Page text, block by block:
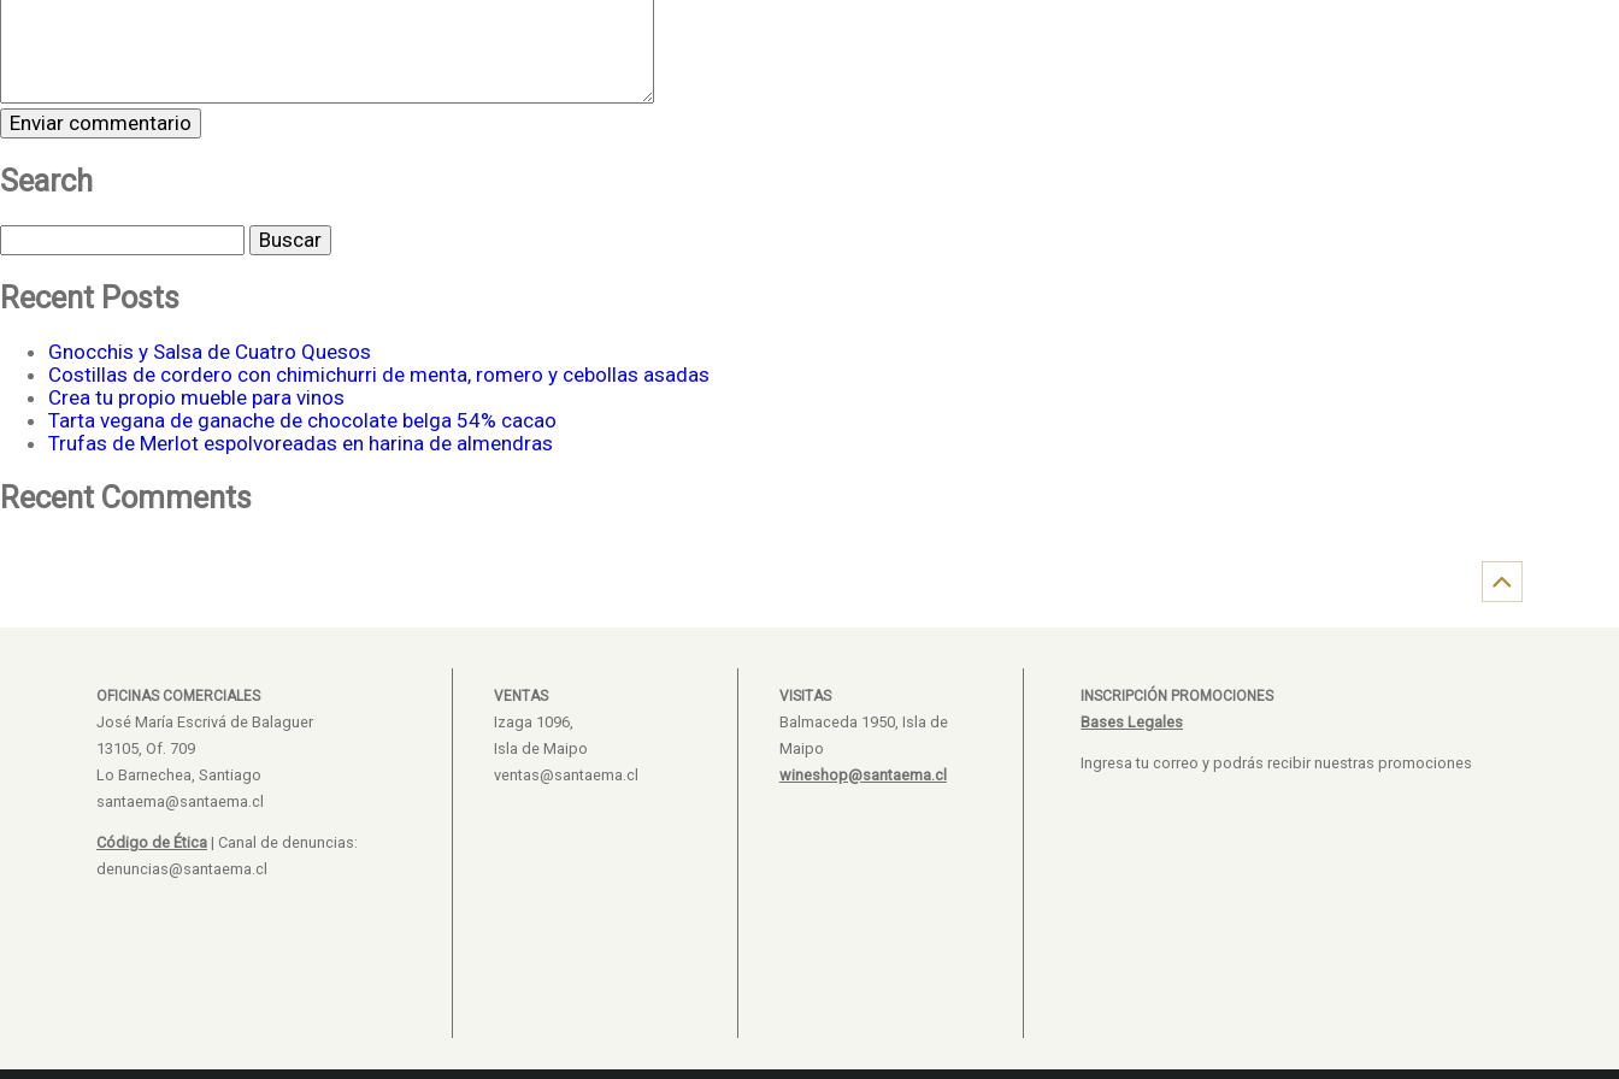
Search
Buscar
Recent Posts
Gnocchis y Salsa de Cuatro Quesos
Costillas de cordero con chimichurri de menta, romero y cebollas asadas
Crea tu propio mueble para vinos
Tarta vegana de ganache de chocolate belga 54% cacao
Trufas de Merlot espolvoreadas en harina de almendras
Recent Comments
OFICINAS COMERCIALES
José María Escrivá de Balaguer
13105, Of. 709
Lo Barnechea, Santiago
santaema@santaema.cl
Código de Ética | Canal de denuncias:
denuncias@santaema.cl
VENTAS
Izaga 1096,
Isla de Maipo
ventas@santaema.cl
VISITAS
Balmaceda 1950, Isla de
Maipo
wineshop@santaema.cl
INSCRIPCIÓN PROMOCIONES
Bases Legales
Ingresa tu correo y podrás recibir nuestras promociones